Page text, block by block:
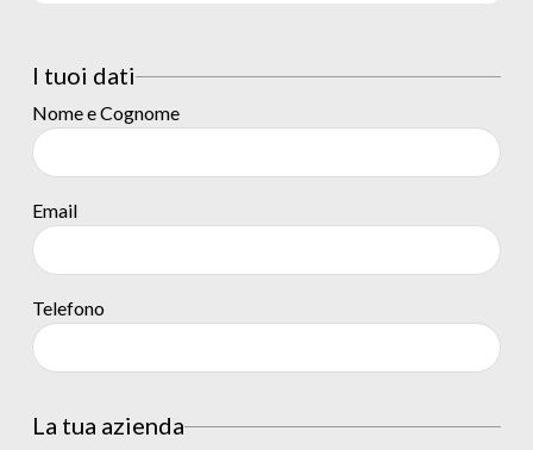
I tuoi dati
Nome e Cognome
Email
Telefono
La tua azienda